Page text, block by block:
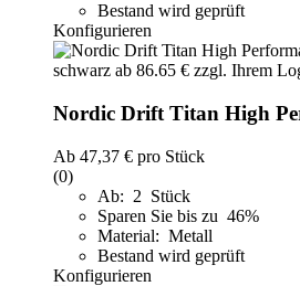
Bestand wird geprüft
Konfigurieren
Nordic Drift Titan High
Ab 47,37 € pro Stück
(0)
Ab: 2 Stück
Sparen Sie bis zu 46%
Material: Metall
Bestand wird geprüft
Konfigurieren